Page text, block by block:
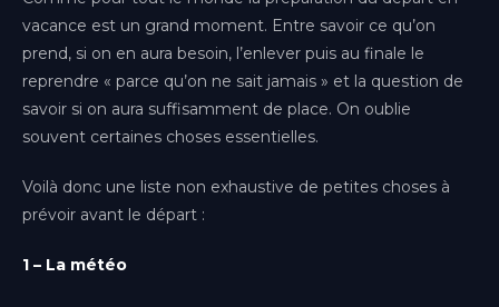
Aix-en-Provence
Provence-Alpes-Côte d'Azur
Bordeaux
vacance est un grand moment. Entre savoir ce qu’on
prend, si on en aura besoin, l’enlever puis au finale le
reprendre « parce qu’on ne sait jamais » et la question de
savoir si on aura suffisamment de place. On oublie
souvent certaines choses essentielles.
Voilà donc une liste non exhaustive de petites choses à
prévoir avant le départ :
1 – La météo